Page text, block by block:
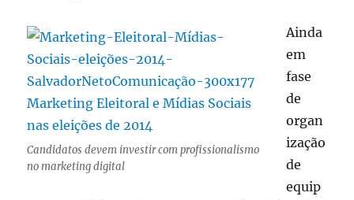
Candidatos devem investir com profissionalismo
no marketing digital
Ainda
em
fase
de
organ
ização
de
equip